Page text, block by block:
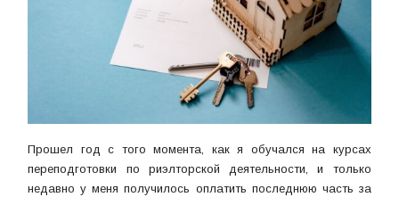
Прошел год с того момента, как я обучался на курсах
переподготовки по риэлторской деятельности, и только
недавно у меня получилось оплатить последнюю часть за